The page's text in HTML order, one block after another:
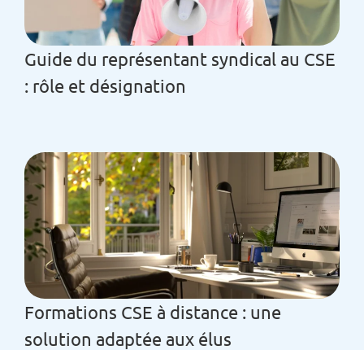
Guide du représentant syndical au CSE
: rôle et désignation
Formations CSE à distance : une
solution adaptée aux élus